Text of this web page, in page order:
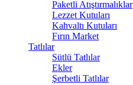
Paketli Atıştırmalıklar
Lezzet Kutuları
Kahvaltı Kutuları
Fırın Market
Tatlılar
Sütlü Tatlılar
Ekler
Şerbetli Tatlılar